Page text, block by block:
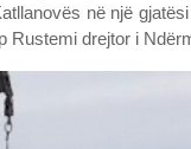
në një
drejtor i